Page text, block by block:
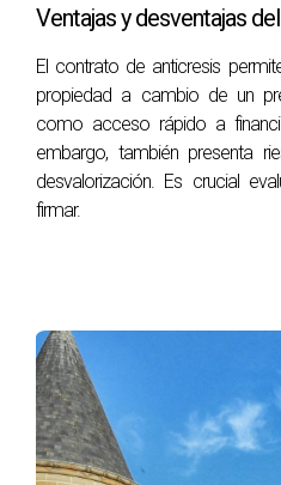
La familia González,
de su piso, logró vender
de un mes. Esto
inversión puede tener un
María, una propietaria en
listar su piso. Esto le
compradores
venta rápida.
El Sr. Martínez aprendió
documentación a tiempo.
Ventajas y desventajas
El contrato de anticresis
propiedad a cambio de un
como acceso rápido a
embargo, también presenta
desvalorización. Es crucial
firmar.